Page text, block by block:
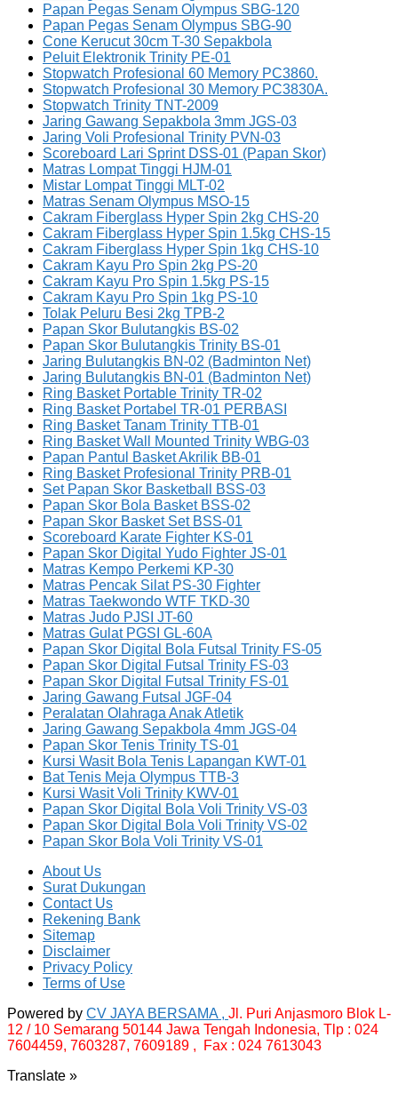
Papan Pegas Senam Olympus SBG-120
Papan Pegas Senam Olympus SBG-90
Cone Kerucut 30cm T-30 Sepakbola
Peluit Elektronik Trinity PE-01
Stopwatch Profesional 60 Memory PC3860.
Stopwatch Profesional 30 Memory PC3830A.
Stopwatch Trinity TNT-2009
Jaring Gawang Sepakbola 3mm JGS-03
Jaring Voli Profesional Trinity PVN-03
Scoreboard Lari Sprint DSS-01 (Papan Skor)
Matras Lompat Tinggi HJM-01
Mistar Lompat Tinggi MLT-02
Matras Senam Olympus MSO-15
Cakram Fiberglass Hyper Spin 2kg CHS-20
Cakram Fiberglass Hyper Spin 1.5kg CHS-15
Cakram Fiberglass Hyper Spin 1kg CHS-10
Cakram Kayu Pro Spin 2kg PS-20
Cakram Kayu Pro Spin 1.5kg PS-15
Cakram Kayu Pro Spin 1kg PS-10
Tolak Peluru Besi 2kg TPB-2
Papan Skor Bulutangkis BS-02
Papan Skor Bulutangkis Trinity BS-01
Jaring Bulutangkis BN-02 (Badminton Net)
Jaring Bulutangkis BN-01 (Badminton Net)
Ring Basket Portable Trinity TR-02
Ring Basket Portabel TR-01 PERBASI
Ring Basket Tanam Trinity TTB-01
Ring Basket Wall Mounted Trinity WBG-03
Papan Pantul Basket Akrilik BB-01
Ring Basket Profesional Trinity PRB-01
Set Papan Skor Basketball BSS-03
Papan Skor Bola Basket BSS-02
Papan Skor Basket Set BSS-01
Scoreboard Karate Fighter KS-01
Papan Skor Digital Yudo Fighter JS-01
Matras Kempo Perkemi KP-30
Matras Pencak Silat PS-30 Fighter
Matras Taekwondo WTF TKD-30
Matras Judo PJSI JT-60
Matras Gulat PGSI GL-60A
Papan Skor Digital Bola Futsal Trinity FS-05
Papan Skor Digital Futsal Trinity FS-03
Papan Skor Digital Futsal Trinity FS-01
Jaring Gawang Futsal JGF-04
Peralatan Olahraga Anak Atletik
Jaring Gawang Sepakbola 4mm JGS-04
Papan Skor Tenis Trinity TS-01
Kursi Wasit Bola Tenis Lapangan KWT-01
Bat Tenis Meja Olympus TTB-3
Kursi Wasit Voli Trinity KWV-01
Papan Skor Digital Bola Voli Trinity VS-03
Papan Skor Digital Bola Voli Trinity VS-02
Papan Skor Bola Voli Trinity VS-01
About Us
Surat Dukungan
Contact Us
Rekening Bank
Sitemap
Disclaimer
Privacy Policy
Terms of Use
Powered by CV JAYA BERSAMA , Jl. Puri Anjasmoro Blok L-
12 / 10 Semarang 50144 Jawa Tengah Indonesia, Tlp : 024
7604459, 7603287, 7609189 , Fax : 024 7613043
Translate »